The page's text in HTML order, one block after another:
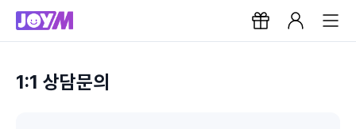
1:1 상담문의